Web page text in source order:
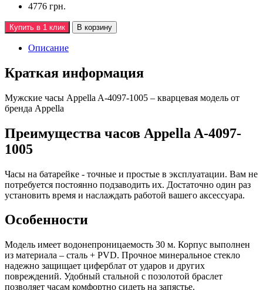
4776 грн.
Купить в 1 клик В корзину
Описание
Краткая информация
Мужские часы Appella A-4097-1005 – кварцевая модель от
бренда Appella
Преимущества часов Appella A-4097-
1005
Часы на батарейке - точные и простые в эксплуатации. Вам не
потребуется постоянно подзаводить их. Достаточно один раз
установить время и наслаждать работой вашего аксессуара.
Особенности
Модель имеет водонепроницаемость 30 м. Корпус выполнен
из материала – сталь + PVD. Прочное минеральное стекло
надежно защищает циферблат от ударов и других
повреждений. Удобный стальной с позолотой браслет
позволяет часам комфортно сидеть на запястье.